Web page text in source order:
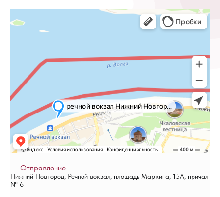
Отправление
Нижний Новгород, Речной вокзал, площадь Маркина, 15А, причал
№ 6